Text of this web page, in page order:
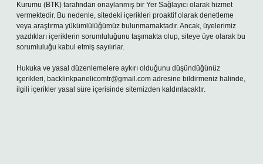
Kurumu (BTK) tarafından onaylanmış bir Yer Sağlayıcı olarak hizmet
vermektedir. Bu nedenle, sitedeki içerikleri proaktif olarak denetleme
veya araştırma yükümlülüğümüz bulunmamaktadır. Ancak, üyelerimiz
yazdıkları içeriklerin sorumluluğunu taşımakta olup, siteye üye olarak bu
sorumluluğu kabul etmiş sayılırlar.
Hukuka ve yasal düzenlemelere aykırı olduğunu düşündüğünüz
içerikleri, backlinkpanelicomtr@gmail.com adresine bildirmeniz halinde,
ilgili içerikler yasal süre içerisinde sitemizden kaldırılacaktır.